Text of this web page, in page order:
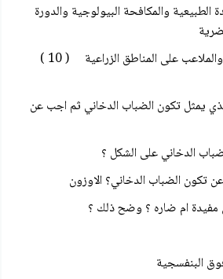
الطبيعية والمكافحة البيولوجية والدورة
9 / زحف المباني والطرق والملاعب على المناطق الزراعية ( 10 )
يمثل تكون الضباب الدخاني ثم اجب عن
البنفسجية